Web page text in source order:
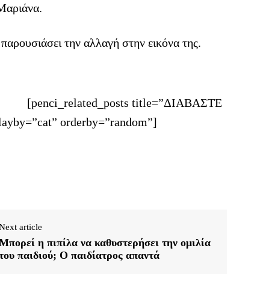
την αλλαγή στην εικόνα της.
[penci_related_posts title=”ΔΙΑΒΑΣΤΕ
orderby=”random”]
article
η πιπίλα να καθυστερήσει την ομιλία
παιδιού; O παιδίατρος απαντά